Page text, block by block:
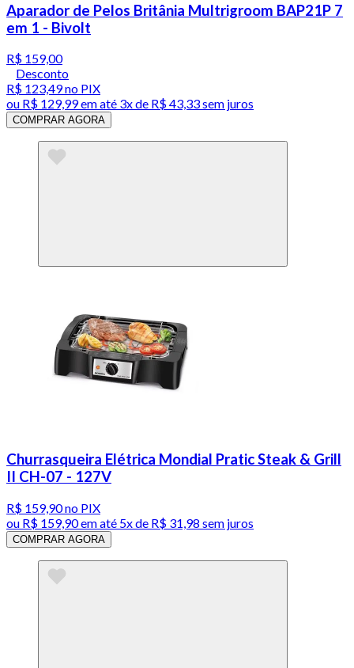
Aparador de Pelos Britânia Multrigroom BAP21P 7
em 1 - Bivolt
R$ 159,00
Desconto
R$ 123,49no PIX
ou R$ 129,99em até 3x de R$ 43,33 sem juros
COMPRAR AGORA
Churrasqueira Elétrica Mondial Pratic Steak & Grill
II CH-07 - 127V
R$ 159,90no PIX
ou R$ 159,90em até 5x de R$ 31,98 sem juros
COMPRAR AGORA